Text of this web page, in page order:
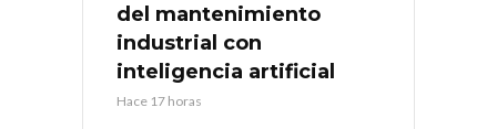
del mantenimiento
industrial con
inteligencia artificial
Hace 17 horas